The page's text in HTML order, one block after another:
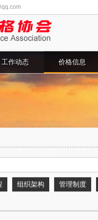
工作动态 价格信息
组织架构
管理制度